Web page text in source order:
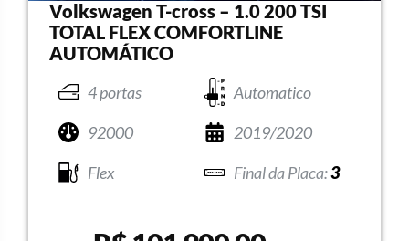
Volkswagen T-cross – 1.0 200 TSI
TOTAL FLEX COMFORTLINE
AUTOMÁTICO
4 portas
Automatico
92000
2019/2020
Flex
3